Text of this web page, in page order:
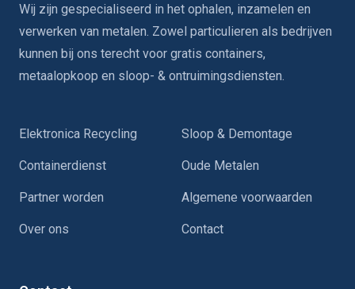
Wij zijn gespecialiseerd in het ophalen, inzamelen en
verwerken van metalen. Zowel particulieren als bedrijven
kunnen bij ons terecht voor gratis containers,
metaalopkoop en sloop- & ontruimingsdiensten.
Elektronica Recycling Sloop & Demontage
Containerdienst Oude Metalen
Partner worden Algemene voorwaarden
Over ons Contact